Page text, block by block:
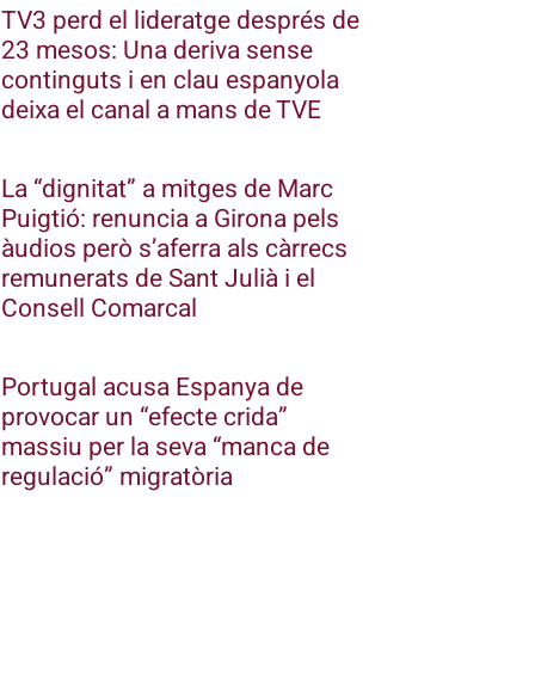
TV3 perd el lideratge després de
23 mesos: Una deriva sense
continguts i en clau espanyola
deixa el canal a mans de TVE
La “dignitat” a mitges de Marc
Puigtió: renuncia a Girona pels
àudios però s’aferra als càrrecs
remunerats de Sant Julià i el
Consell Comarcal
Portugal acusa Espanya de
provocar un “efecte crida”
massiu per la seva “manca de
regulació” migratòria